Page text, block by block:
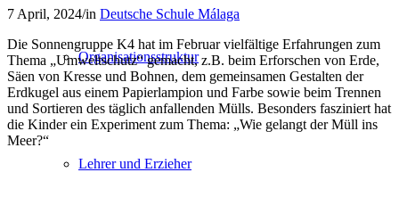
Organisationsstruktur
Lehrer und Erzieher
7 April, 2024/in Deutsche Schule Málaga
Die Sonnengruppe K4 hat im Februar vielfältige Erfahrungen zum
Thema „Umweltschutz“ gemacht, z.B. beim Erforschen von Erde,
Säen von Kresse und Bohnen, dem gemeinsamen Gestalten der
Erdkugel aus einem Papierlampion und Farbe sowie beim Trennen
und Sortieren des täglich anfallenden Mülls. Besonders fasziniert hat
die Kinder ein Experiment zum Thema: „Wie gelangt der Müll ins
Meer?“